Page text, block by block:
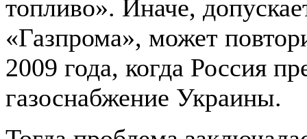
топливо». Иначе,
«Газпрома», может
2009 года, когда Россия
газоснабжение Украины.